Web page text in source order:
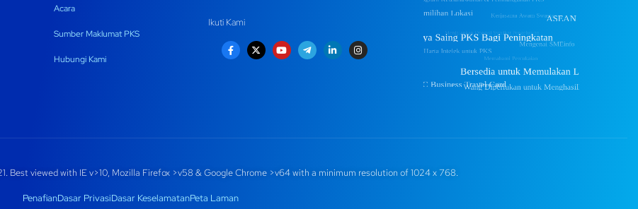
Acara
Sumber Maklumat PKS
Hubungi Kami
Ikuti Kami
Best viewed with IE v>10, Mozilla Firefox >v58 & Google Chrome >v64 with a minimum resolution of 1024 x 768.
PenafianDasar PrivasiDasar KeselamatanPeta Laman